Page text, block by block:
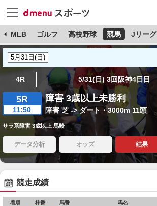
MLB ゴルフ 高校野球 競馬 Jリーグ
4R 5/31(日) 3回阪神4日目
5R
11:50
障害 3歳以上未勝利
障害 芝 -> ダート・3000m 11頭
サラ系障害 3歳以上 馬齢
データ分析 オッズ 結果
競走成績
着順 枠番 馬番 馬名